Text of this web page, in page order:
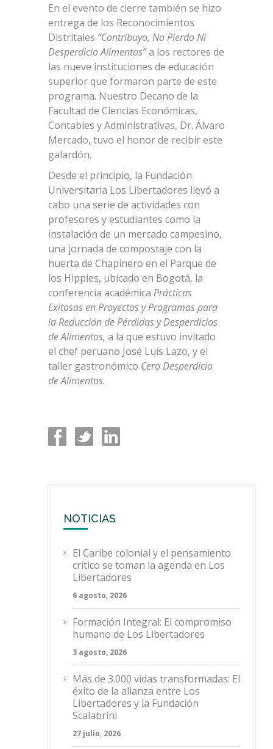
En el evento de cierre también se hizo
entrega de los Reconocimientos
Distritales “Contribuyo, No Pierdo Ni
Desperdicio Alimentos”a los rectores de
las nueve instituciones de educación
superior que formaron parte de este
programa. Nuestro Decano de la
Facultad de Ciencias Económicas,
Contables y Administrativas, Dr. Álvaro
Mercado, tuvo el honor de recibir este
galardón.
Desde el principio, la Fundación
Universitaria Los Libertadores llevó a
cabo una serie de actividades con
profesores y estudiantes como la
instalación de un mercado campesino,
una jornada de compostaje con la
huerta de Chapinero en el Parque de
los Hippies, ubicado en Bogotá, la
conferencia académica Prácticas
Exitosas en Proyectos y Programas para
la Reducción de Pérdidas y Desperdicios
de Alimentos, a la que estuvo invitado
el chef peruano José Luís Lazo, y el
taller gastronómico Cero Desperdicio
de Alimentos.
NOTICIAS
El Caribe colonial y el pensamiento
crítico se toman la agenda en Los
Libertadores
6 agosto, 2026
Formación Integral: El compromiso
humano de Los Libertadores
3 agosto, 2026
Más de 3.000 vidas transformadas: El
éxito de la alianza entre Los
Libertadores y la Fundación
Scalabrini
27 julio, 2026